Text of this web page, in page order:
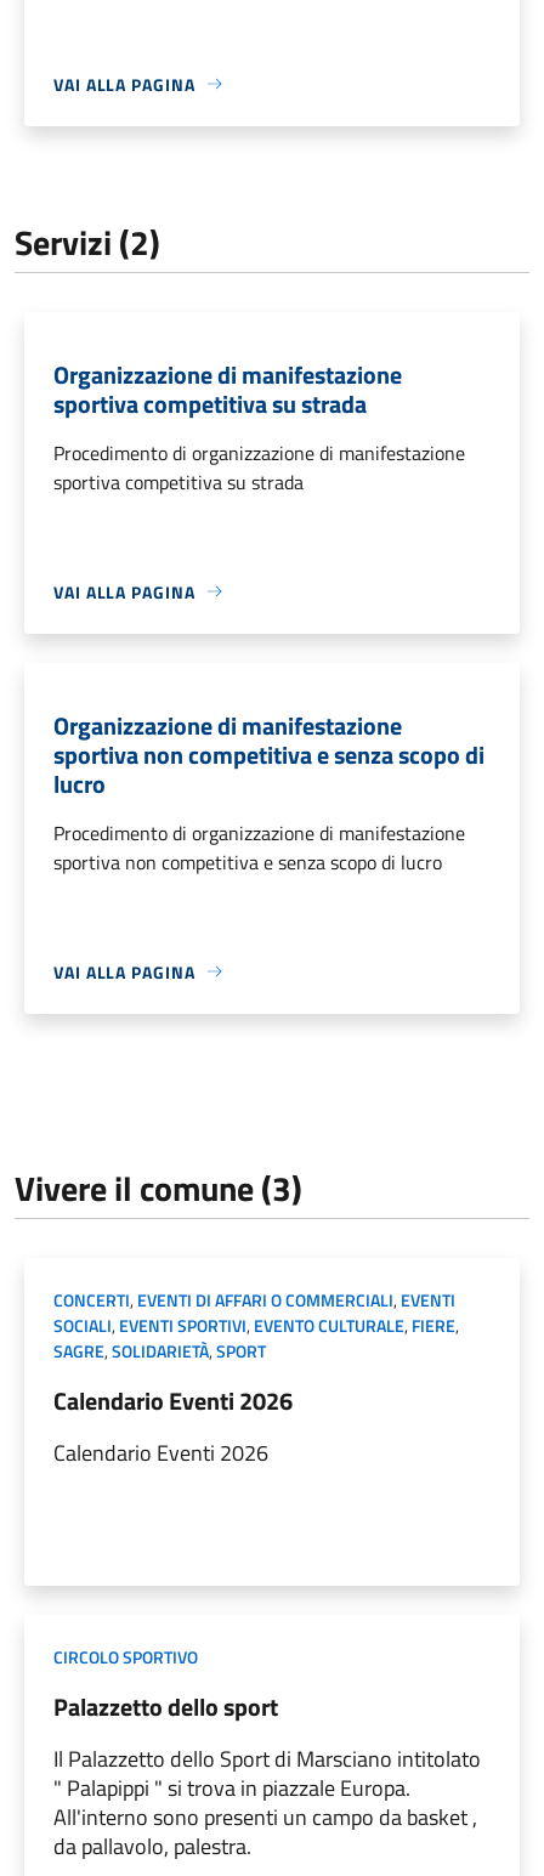
VAI ALLA PAGINA
Servizi (2)
Organizzazione di manifestazione
sportiva competitiva su strada
Procedimento di organizzazione di manifestazione
sportiva competitiva su strada
VAI ALLA PAGINA
Organizzazione di manifestazione
sportiva non competitiva e senza scopo di
lucro
Procedimento di organizzazione di manifestazione
sportiva non competitiva e senza scopo di lucro
VAI ALLA PAGINA
Vivere il comune (3)
CONCERTI,EVENTI DI AFFARI O COMMERCIALI,EVENTI
SOCIALI,EVENTI SPORTIVI,EVENTO CULTURALE,FIERE,
SAGRE,SOLIDARIETÀ,SPORT
Calendario Eventi 2026
Calendario Eventi 2026
CIRCOLO SPORTIVO
Palazzetto dello sport
Il Palazzetto dello Sport di Marsciano intitolato
" Palapippi " si trova in piazzale Europa.
All'interno sono presenti un campo da basket ,
da pallavolo, palestra.